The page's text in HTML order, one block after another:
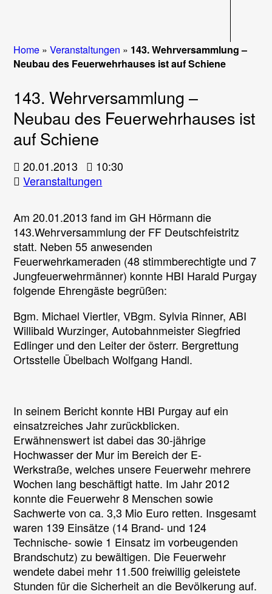
Home »Veranstaltungen » 143. Wehrversammlung –
Neubau des Feuerwehrhauses ist auf Schiene
143. Wehrversammlung –
Neubau des Feuerwehrhauses ist
auf Schiene
20.01.2013
10:30
Veranstaltungen
Am 20.01.2013 fand im GH Hörmann die
143.Wehrversammlung der FF Deutschfeistritz
statt. Neben 55 anwesenden
Feuerwehrkameraden (48 stimmberechtigte und 7
Jungfeuerwehrmänner) konnte HBI Harald Purgay
folgende Ehrengäste begrüßen:
Bgm. Michael Viertler, VBgm. Sylvia Rinner, ABI
Willibald Wurzinger, Autobahnmeister Siegfried
Edlinger und den Leiter der österr. Bergrettung
Ortsstelle Übelbach Wolfgang Handl.
In seinem Bericht konnte HBI Purgay auf ein
einsatzreiches Jahr zurückblicken.
Erwähnenswert ist dabei das 30-jährige
Hochwasser der Mur im Bereich der E-
Werkstraße, welches unsere Feuerwehr mehrere
Wochen lang beschäftigt hatte. Im Jahr 2012
konnte die Feuerwehr 8 Menschen sowie
Sachwerte von ca. 3,3 Mio Euro retten. Insgesamt
waren 139 Einsätze (14 Brand- und 124
Technische- sowie 1 Einsatz im vorbeugenden
Brandschutz) zu bewältigen. Die Feuerwehr
wendete dabei mehr 11.500 freiwillig geleistete
Stunden für die Sicherheit an die Bevölkerung auf.